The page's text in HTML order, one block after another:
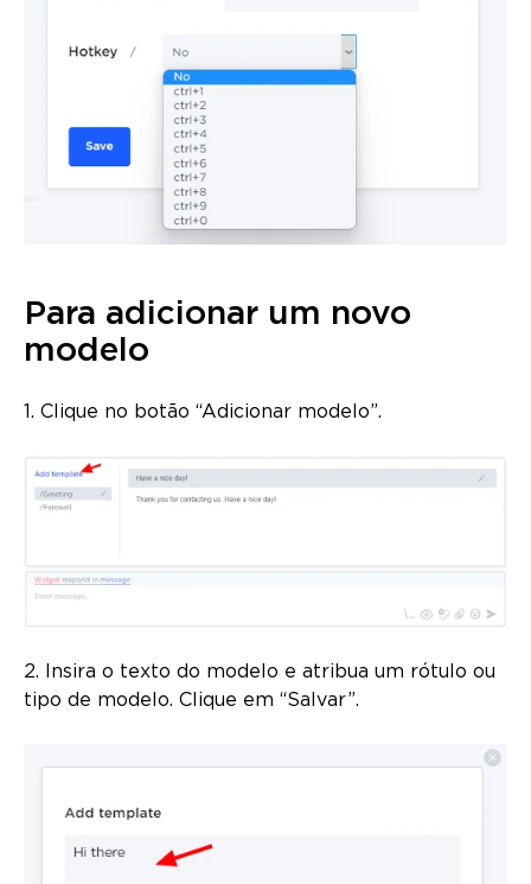
Para adicionar um novo
modelo
1. Clique no botão “Adicionar modelo”.
2. Insira o texto do modelo e atribua um rótulo ou
tipo de modelo. Clique em “Salvar”.